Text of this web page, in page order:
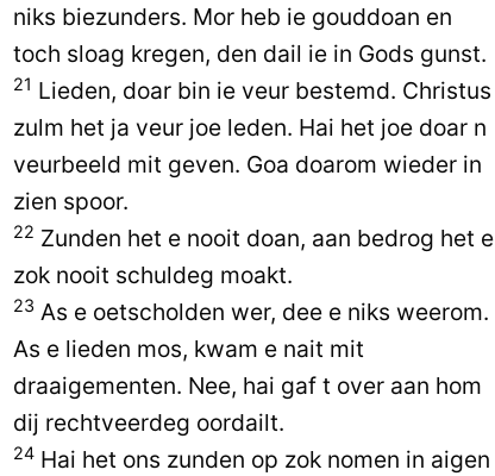
niks biezunders. Mor heb ie gouddoan en
toch sloag kregen, den dail ie in Gods gunst.
21 Lieden, doar bin ie veur bestemd. Christus
zulm het ja veur joe leden. Hai het joe doar n
veurbeeld mit geven. Goa doarom wieder in
zien spoor.
22 Zunden het e nooit doan, aan bedrog het e
zok nooit schuldeg moakt.
23 As e oetscholden wer, dee e niks weerom.
As e lieden mos, kwam e nait mit
draaigementen. Nee, hai gaf t over aan hom
dij rechtveerdeg oordailt.
24 Hai het ons zunden op zok nomen in aigen